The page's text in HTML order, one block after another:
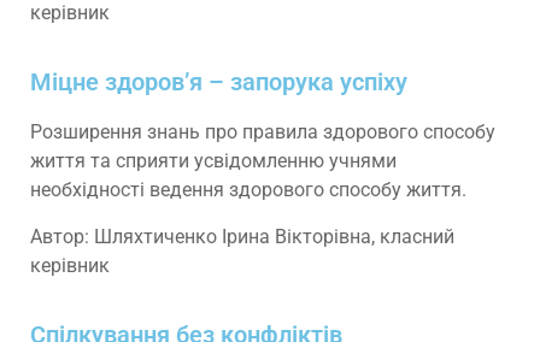
керівник
Міцне здоров’я – запорука успіху
Розширення знань про правила здорового способу
життя та сприяти усвідомленню учнями
необхідності ведення здорового способу життя.
Автор: Шляхтиченко Ірина Вікторівна, класний
керівник
Спілкування без конфліктів